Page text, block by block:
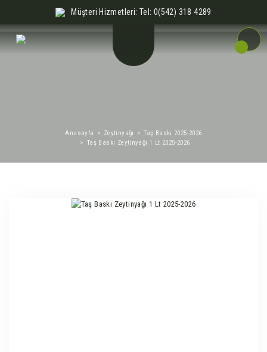
Müşteri Hizmetleri: Tel: 0(542) 318 4289
Anasayfa Zeytinyağı
Taş Baskı 2025-2026
Taş Baskı Zeytinyağı 1 Lt 2025-2026